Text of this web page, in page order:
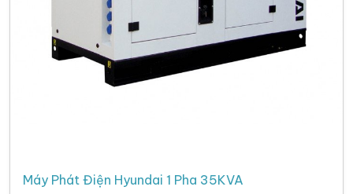
Máy Phát Điện Hyundai 1 Pha 35KVA